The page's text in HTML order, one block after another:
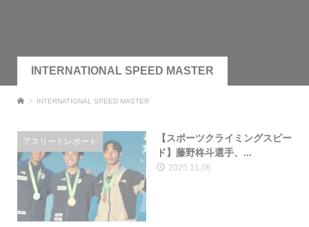
INTERNATIONAL SPEED MASTER
INTERNATIONAL SPEED MASTER
アスリートレポート
【スポーツクライミングスピー
ド】藤野柊斗選手、...
2025.11.06